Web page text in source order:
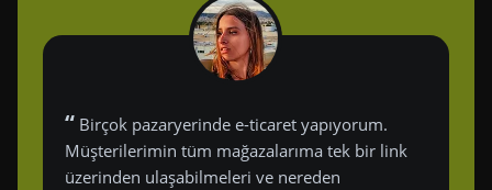
“ Birçok pazaryerinde e-ticaret yapıyorum.
Müşterilerimin tüm mağazalarıma tek bir link
üzerinden ulaşabilmeleri ve nereden